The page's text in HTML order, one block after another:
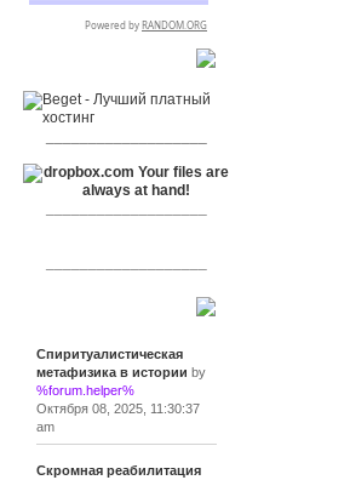
Спиритуалистическая
метафизика в истории by
%forum.helper%
Октября 08, 2025, 11:30:37
am
Скромная реабилитация